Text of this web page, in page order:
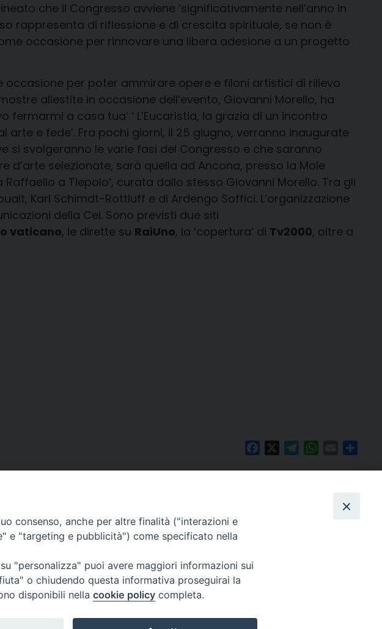
che il Congresso avviene ‘significativamente nell’anno in
rappresenta di riflessione e di crescita spirituale, se non è
occasione per rinnovare una libera adesione a un progetto
occasione per poter ammirare opere e filoni artistici di rilievo
allestite in occasione dell’evento, Giovanni Morello, ha
a casa tua’ ‘ L’Eucaristia, la grazia di un incontro
arte e fede’. Fra pochi giorni, il 25 giugno, verranno inaugurate
si svolgeranno le varie fasi del Congresso e che saranno
d’arte selezionate, sarà quella ad Ancona, presso la Mole
a Tiepolo’, curata dallo stesso Giovanni Morello. Tra gli
Karl Schimdt-Rottluff e di Ardengo Soffici. L’organizzazione
della Cei. Sono previsti due siti
vaticano, le dirette su RaiUno, la ‘copertura’ di Tv2000, oltre a
FacebookTelegramWhatsApp
Email
Per segnalazioni tecniche e aggiornamenti:
consenso, anche per altre finalità ("interazioni e
e "targeting e pubblicità") come specificato nella
"personalizza" puoi avere maggiori informazioni sui
o chiudendo questa informativa proseguirai la
disponibili nella cookie policy completa.